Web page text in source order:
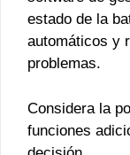
estado de la
automáticos y
problemas.
Considera la
funciones